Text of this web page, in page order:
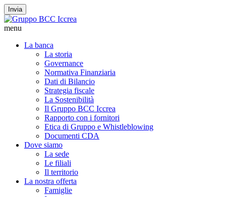
Invia
menu
La banca
La storia
Governance
Normativa Finanziaria
Dati di Bilancio
Strategia fiscale
La Sostenibilità
Il Gruppo BCC Iccrea
Rapporto con i fornitori
Etica di Gruppo e Whistleblowing
Documenti CDA
Dove siamo
La sede
Le filiali
Il territorio
La nostra offerta
Famiglie